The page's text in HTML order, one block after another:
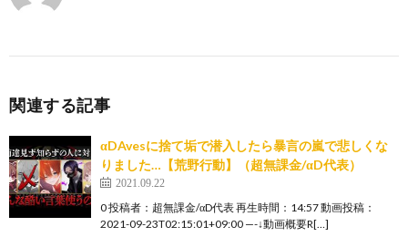
関連する記事
αDAvesに捨て垢で潜入したら暴言の嵐で悲しくな
りました…【荒野行動】（超無課金/αD代表）
2021.09.22
0 投稿者：超無課金/αD代表 再生時間：14:57 動画投稿：
2021-09-23T02:15:01+09:00 —-↓動画概要R[…]